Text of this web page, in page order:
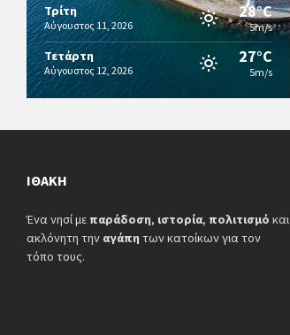
Τρίτη
Αύγουστος 11, 2026
28°C
5m/s
Τετάρτη
Αύγουστος 12, 2026
27°C
5m/s
ΙΘΆΚΗ
Ένα νησί με παράδοση, ιστορία, πολιτισμό και
ακλόνητη την αγάπη των κατοίκων για τον
τόπο τους.